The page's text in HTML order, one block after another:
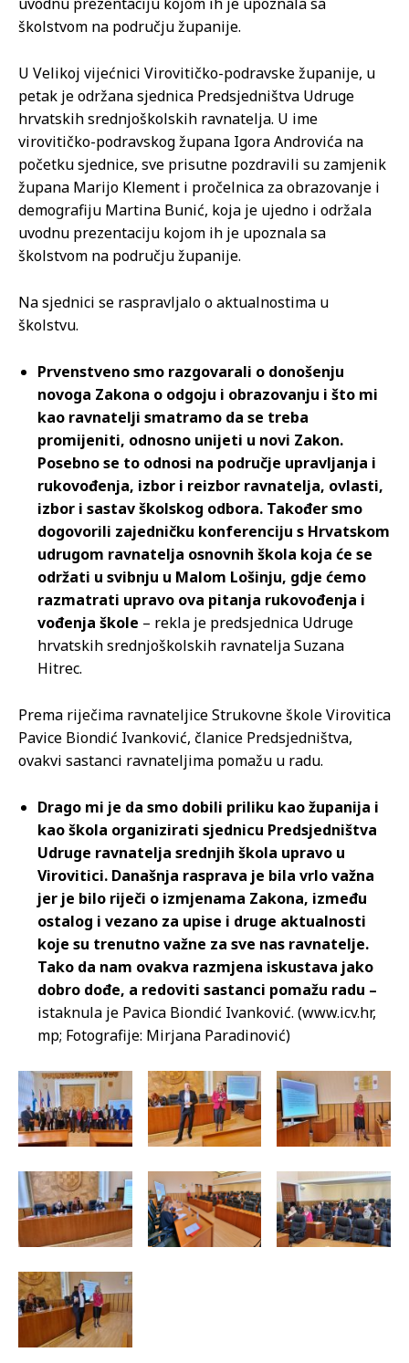
školstvom na području županije.
U Velikoj vijećnici Virovitičko-podravske županije, u
petak je održana sjednica Predsjedništva Udruge
hrvatskih srednjoškolskih ravnatelja. U ime
virovitičko-podravskog župana Igora Androvića na
početku sjednice, sve prisutne pozdravili su zamjenik
župana Marijo Klement i pročelnica za obrazovanje i
demografiju Martina Bunić, koja je ujedno i održala
uvodnu prezentaciju kojom ih je upoznala sa
školstvom na području županije.
Na sjednici se raspravljalo o aktualnostima u
školstvu.
Prvenstveno smo razgovarali o donošenju
novoga Zakona o odgoju i obrazovanju i što mi
kao ravnatelji smatramo da se treba
promijeniti, odnosno unijeti u novi Zakon.
Posebno se to odnosi na područje upravljanja i
rukovođenja, izbor i reizbor ravnatelja, ovlasti,
izbor i sastav školskog odbora. Također smo
dogovorili zajedničku konferenciju s Hrvatskom
udrugom ravnatelja osnovnih škola koja će se
održati u svibnju u Malom Lošinju, gdje ćemo
razmatrati upravo ova pitanja rukovođenja i
vođenja škole – rekla je predsjednica Udruge
hrvatskih srednjoškolskih ravnatelja Suzana
Hitrec.
Prema riječima ravnateljice Strukovne škole Virovitica
Pavice Biondić Ivanković, članice Predsjedništva,
ovakvi sastanci ravnateljima pomažu u radu.
Drago mi je da smo dobili priliku kao županija i
kao škola organizirati sjednicu Predsjedništva
Udruge ravnatelja srednjih škola upravo u
Virovitici. Današnja rasprava je bila vrlo važna
jer je bilo riječi o izmjenama Zakona, između
ostalog i vezano za upise i druge aktualnosti
koje su trenutno važne za sve nas ravnatelje.
Tako da nam ovakva razmjena iskustava jako
dobro dođe, a redoviti sastanci pomažu radu –
istaknula je Pavica Biondić Ivanković. (www.icv.hr,
mp; Fotografije: Mirjana Paradinović)